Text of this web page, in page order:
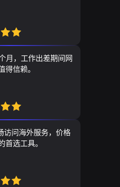
月，工作出差期间网
得信赖。
访问海外服务，价格
首选工具。